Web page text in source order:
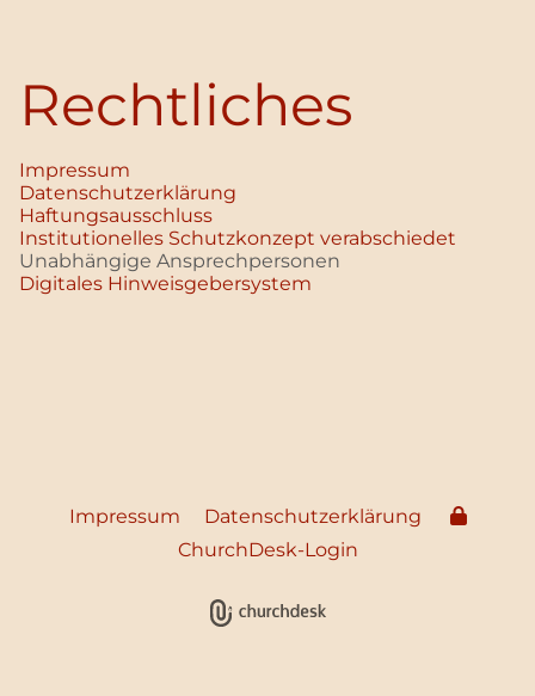
Rechtliches
Impressum
Datenschutz­erklärung
Haftungsausschluss
Institutionelles Schutzkonzept verabschiedet
Unabhängige Ansprechpersonen
Digitales Hinweisgebersystem
Impressum
Datenschutzerklärung
ChurchDesk-Login